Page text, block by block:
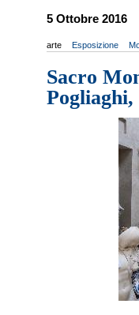
5 Ottobre 2016
arte Esposizione
Sacro